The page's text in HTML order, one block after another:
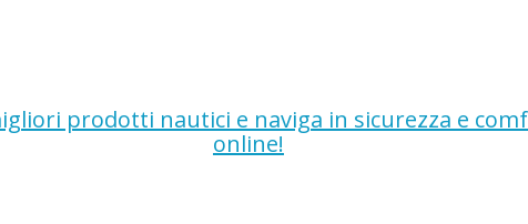
prodotti nautici e naviga in sicurezza e
online!